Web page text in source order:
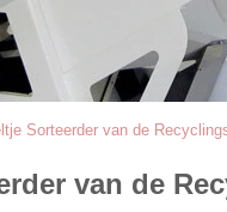
Sorteerder van de
van de